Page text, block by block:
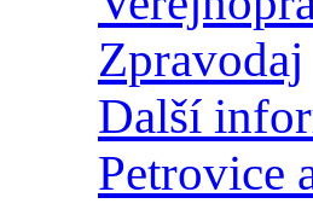
Zpravodaj
Další
Petrovice